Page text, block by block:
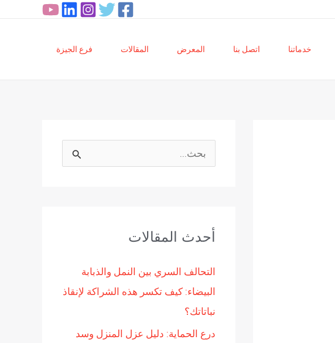
خدماتنا اتصل بنا المعرض المقالات فرع الجيزة
ث
ن
:
أحدث المقالات
التحالف السري بين النمل والذبابة
البيضاء: كيف تكسر هذه الشراكة لإنقاذ
نباتاتك؟
درع الحماية: دليل عزل المنزل وسد